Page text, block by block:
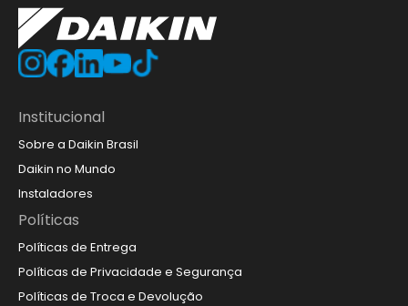
Institucional
Sobre a Daikin Brasil
Daikin no Mundo
Instaladores
Políticas
Políticas de Entrega
Políticas de Privacidade e Segurança
Políticas de Troca e Devolução